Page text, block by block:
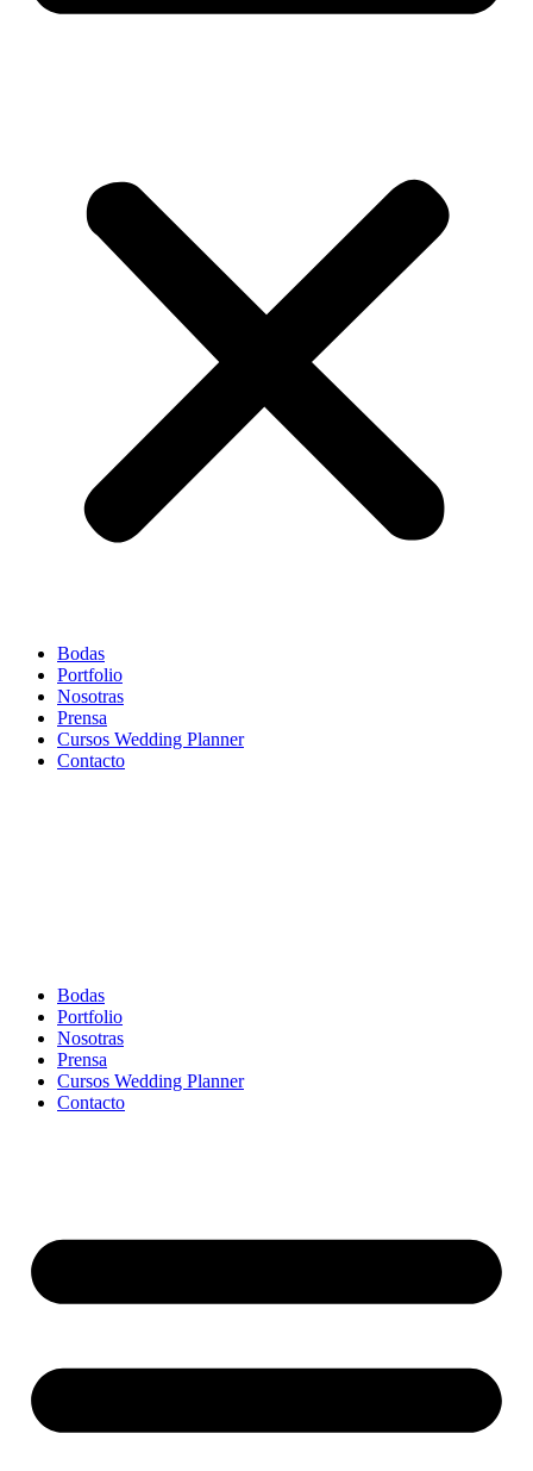
Bodas
Portfolio
Nosotras
Prensa
Cursos Wedding Planner
Contacto
Bodas
Portfolio
Nosotras
Prensa
Cursos Wedding Planner
Contacto